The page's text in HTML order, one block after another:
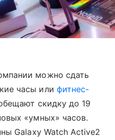
можно сдать
часы или фитнес-
скидку до 19
«умных» часов.
Galaxy Watch Active2